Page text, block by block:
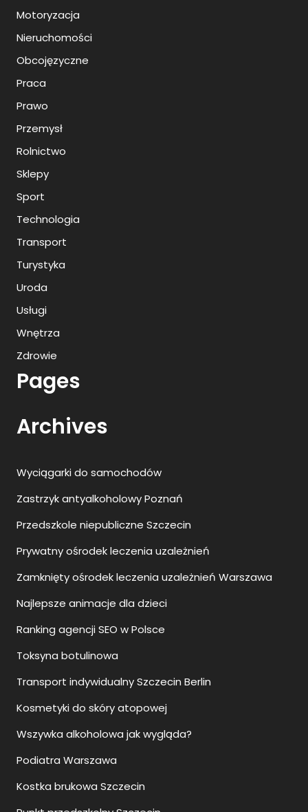
Motoryzacja
Nieruchomości
Obcojęzyczne
Praca
Prawo
Przemysł
Rolnictwo
Sklepy
Sport
Technologia
Transport
Turystyka
Uroda
Usługi
Wnętrza
Zdrowie
Pages
Archives
Wyciągarki do samochodów
Zastrzyk antyalkoholowy Poznań
Przedszkole niepubliczne Szczecin
Prywatny ośrodek leczenia uzależnień
Zamknięty ośrodek leczenia uzależnień Warszawa
Najlepsze animacje dla dzieci
Ranking agencji SEO w Polsce
Toksyna botulinowa
Transport indywidualny Szczecin Berlin
Kosmetyki do skóry atopowej
Wszywka alkoholowa jak wygląda?
Podiatra Warszawa
Kostka brukowa Szczecin